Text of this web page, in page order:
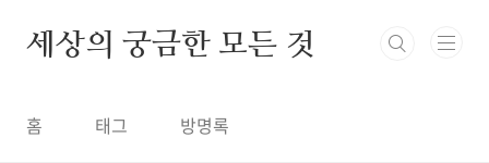
세상의 궁금한 모든 것
홈 태그 방명록